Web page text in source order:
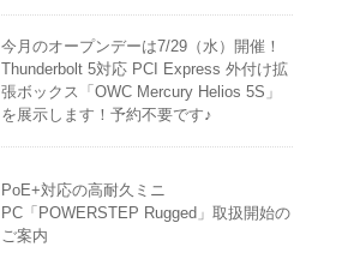
今月のオープンデーは7/29（水）開催！
Thunderbolt 5対応 PCI Express 外付け拡
張ボックス「OWC Mercury Helios 5S」
を展示します！予約不要です♪
PoE+対応の高耐久ミニ
PC「POWERSTEP Rugged」取扱開始の
ご案内